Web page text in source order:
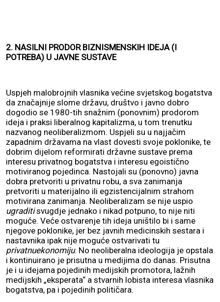
2. NASILNI PRODOR BIZNISMENSKIH IDEJA (I
POTREBA) U JAVNE SUSTAVE
Uspjeh malobrojnih vlasnika većine svjetskog bogatstva
da značajnije slome državu, društvo i javno dobro
dogodio se 1980-tih snažnim (ponovnim) prodorom
ideja i praksi liberalnog kapitalizma, u tom trenutku
nazvanog neoliberalizmom. Uspjeli su u najjačim
zapadnim državama na vlast dovesti svoje poklonike, te
dobrim dijelom reformirati državne sustave prema
interesu privatnog bogatstva i interesu egoistično
motiviranog pojedinca. Nastojali su (ponovno) javna
dobra pretvoriti u privatnu robu, a sva zanimanja
pretvoriti u materijalno ili egzistencijalnim strahom
motivirana zanimanja. Neoliberalizam se nije uspio
ugraditisvugdje jednako i nikad potpuno, to nije niti
moguće. Veće ostvarenje tih ideja uništilo bi i same
njegove poklonike, jer bez javnih medicinskih sestara i
nastavnika ipak nije moguće ostvarivati tu
privatnuekonomiju. No neoliberalna ideologija je opstala
i kontinuirano je prisutna u medijima do danas. Prisutna
je i u idejama pojedinih medijskih promotora, lažnih
medijskih „eksperata“ a stvarnih lobista interesa vlasnika
bogatstva, pa i pojedinih političara.